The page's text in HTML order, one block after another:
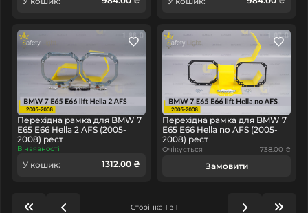
Перехідна рамка для BMW 7
E65 E66 Hella 2 AFS (2005-
2008) рест
В наявності
У кошик: 1312.00 ₴
Перехідна рамка для BMW 7
E65 E66 Hella no AFS (2005-
2008) рест
Очікується 738.00 ₴
Замовити
Сторінка 1 з 1